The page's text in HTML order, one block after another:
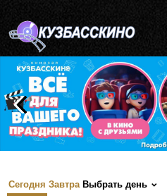
Сегодня Завтра Выбрать день